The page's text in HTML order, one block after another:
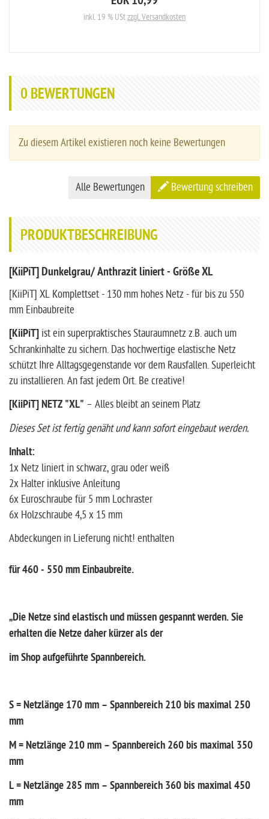
inkl. 19 % UStzzgl. Versandkosten
0 BEWERTUNGEN
Zu diesem Artikel existieren noch keine Bewertungen
Alle Bewertungen Bewertung schreiben
PRODUKTBESCHREIBUNG
[KiiPiT] Dunkelgrau/ Anthrazit liniert - Größe XL
[KiiPiT] XL Komplettset - 130 mm hohes Netz - für bis zu 550
mm Einbaubreite
[KiiPiT] ist ein superpraktisches Stauraumnetz z.B. auch um
Schrankinhalte zu sichern. Das hochwertige elastische Netz
schützt Ihre Alltagsgegenstande vor dem Rausfallen. Superleicht
zu installieren. An fast jedem Ort. Be creative!
[KiiPiT] NETZ "XL" – Alles bleibt an seinem Platz
Dieses Set ist fertig genäht und kann sofort eingebaut werden.
Inhalt:
1x Netz liniert in schwarz, grau oder weiß
2x Halter inklusive Anleitung
6x Euroschraube für 5 mm Lochraster
6x Holzschraube 4,5 x 15 mm
Abdeckungen in Lieferung nicht! enthalten
für 460 - 550 mm Einbaubreite.
„Die Netze sind elastisch und müssen gespannt werden. Sie
erhalten die Netze daher kürzer als der
im Shop aufgeführte Spannbereich.
S = Netzlänge 170 mm – Spannbereich 210 bis maximal 250
mm
M = Netzlänge 210 mm – Spannbereich 260 bis maximal 350
mm
L = Netzlänge 285 mm – Spannbereich 360 bis maximal 450
mm